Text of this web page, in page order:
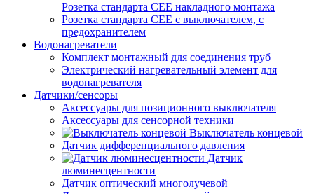
Розетка стандарта СЕЕ накладного монтажа
Розетка стандарта СЕЕ с выключателем, с
предохранителем
Водонагреватели
Комплект монтажный для соединения труб
Электрический нагревательный элемент для
водонагревателя
Датчики/сенсоры
Аксессуары для позиционного выключателя
Аксессуары для сенсорной техники
Выключатель концевой
Датчик дифференциального давления
Датчик
люминесцентности
Датчик оптический многолучевой